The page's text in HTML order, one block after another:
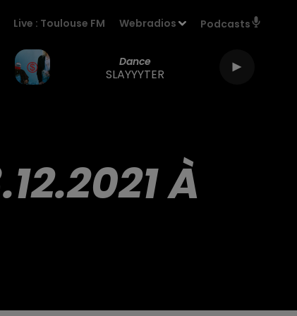
Live : Toulouse FM Webradios Podcasts
Dance
SLAYYYTER
À